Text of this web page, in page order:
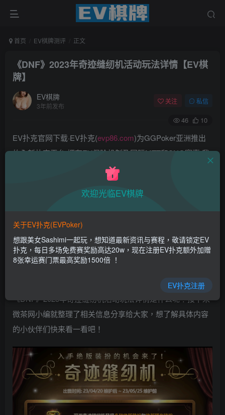
首页 EV棋牌测评 正文
《DNF》2023年奇迹缝纫机活动玩法详情【EV棋
牌】
EV棋牌
3年前发布
关注 私信
46 10
EV扑克官网下载·EV扑克(evp86.com)为GGPoker亚洲推出
的全新扑克平台,拥有EV保险机制及国际MTT和SNG赛事,我
们具备完善的国际认可,致力提供国内最公平与公正的竞技环
EV扑克|EV扑克官网|EV扑克下载|EV扑克电脑版|EV扑克娱
乐场|EV扑克小游戏——EV扑克导航(www.evpks.com)
EV扑克|EV扑克官网|EV扑克娱乐场|EV扑克保险|EV扑克娱
乐场|EV扑克游戏网址发布页——EV扑克下载
(www.evpk66.com)
在热门游戏地下城与勇士里许多玩家可能都还不清楚
《DNF》2023年奇迹缝纫机活动玩法详情是什么呢？接下来
微茶网小编就整理了相关信息分享给大家，想了解具体内容
的小伙伴们快来看一看吧！
欢迎光临EV棋牌
关于EV扑克(EVPoker)
想跟美女Sashimi一起玩，想知道最新资讯与赛程，敬请锁定EV
扑克，每日多场免费赛奖励高达20w，现在注册EV扑克额外加赠
8张幸运赛门票最高奖励1500倍 ！
EV扑克注册